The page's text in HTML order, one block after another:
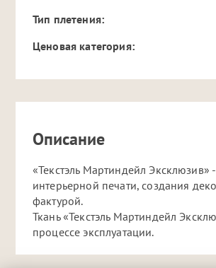
Тип плетения:
Ценовая категория:
Описание
«Текстэль Мартиндейл
интерьерной печати, создания
фактурой.
Ткань «Текстэль Мартиндейл
процессе эксплуатации.